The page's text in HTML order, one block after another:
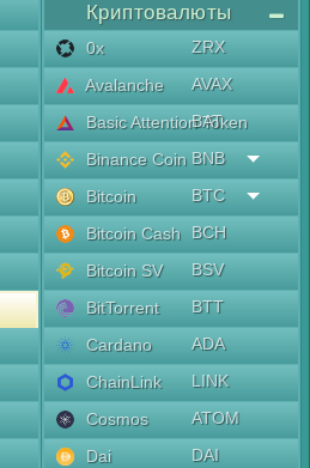
Криптовалюты
0x
ZRX
Avalanche
AVAX
Basic Attention Token
BAT
Binance Coin BNB
Bitcoin
BTC
Bitcoin Cash
BCH
Bitcoin SV
BSV
BitTorrent
BTT
Cardano
ADA
ChainLink
LINK
Cosmos
ATOM
Dai
DAI